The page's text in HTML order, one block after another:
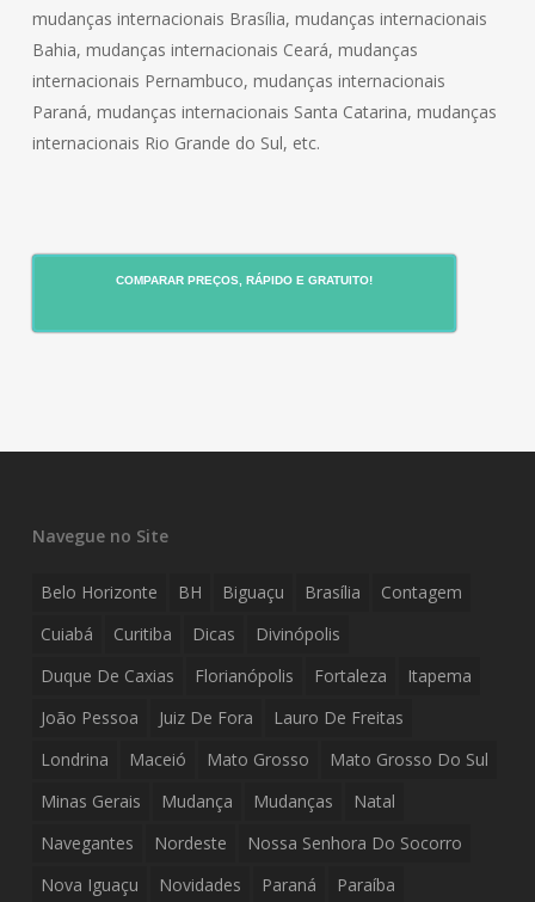
mudanças internacionais Brasília, mudanças internacionais
Bahia, mudanças internacionais Ceará, mudanças
internacionais Pernambuco, mudanças internacionais
Paraná, mudanças internacionais Santa Catarina, mudanças
internacionais Rio Grande do Sul, etc.
COMPARAR PREÇOS, RÁPIDO E GRATUITO!
Navegue no Site
Belo Horizonte BH Biguaçu Brasília
Contagem
Cuiabá
Curitiba Dicas
Divinópolis
Duque De Caxias
Florianópolis Fortaleza
Itapema
João Pessoa
Juiz De Fora
Lauro De Freitas
Londrina
Maceió Mato Grosso
Mato Grosso Do Sul
Minas Gerais
Mudança Mudanças
Natal
Navegantes
Nordeste
Nossa Senhora Do Socorro
Nova Iguaçu
Novidades Paraná
Paraíba